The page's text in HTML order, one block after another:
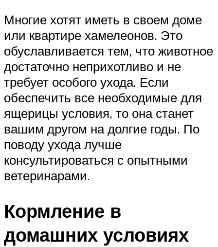
Многие хотят иметь в своем доме
или квартире хамелеонов. Это
обуславливается тем, что животное
достаточно неприхотливо и не
требует особого ухода. Если
обеспечить все необходимые для
ящерицы условия, то она станет
вашим другом на долгие годы. По
поводу ухода лучше
консультироваться с опытными
ветеринарами.
Кормление в
домашних условиях